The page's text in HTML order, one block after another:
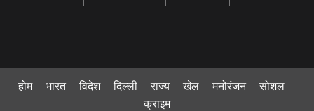
होम भारत विदेश दिल्ली राज्य खेल मनोरंजन
सोशल
क्राइम